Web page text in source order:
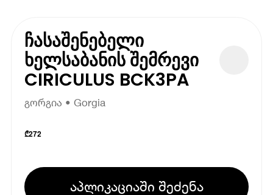
ჩასაშენებელი
ხელსაბანის შემრევი
CIRICULUS BCK3PA
გორგია • Gorgia
₾272
აპლიკაციაში შეძენა